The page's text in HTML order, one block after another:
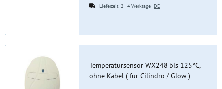
Lieferzeit: 2 - 4 WerktageDE
Temperatursensor WX248 bis 125°C,
ohne Kabel ( für Cilindro / Glow )